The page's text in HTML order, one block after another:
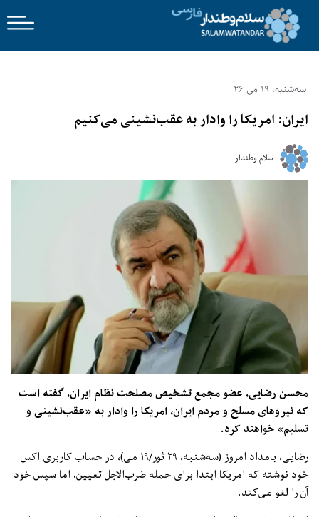
سه‌شنبه، 19 می 26
ایران: امریکا را وادار به عقب‌نشینی می‌کنیم
سلام وطندار
محسن رضایی، عضو مجمع تشخیص مصلحت نظام ایران، گفته است
که نیروهای مسلح و مردم ایران، امریکا را وادار به «عقب‌نشینی و
تسلیم» خواهند کرد.
رضایی، بامداد امروز (سه‌شنبه، ۲۹ ثور/۱۹ می)، در حساب کاربری اکس
خود نوشته که امریکا ابتدا برای حمله ضرب‌الاجل تعیین، اما سپس خود
آن را لغو می‌کند.